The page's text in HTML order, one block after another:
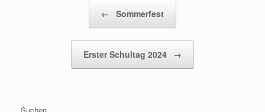
← Sommerfest
Erster Schultag 2024 →